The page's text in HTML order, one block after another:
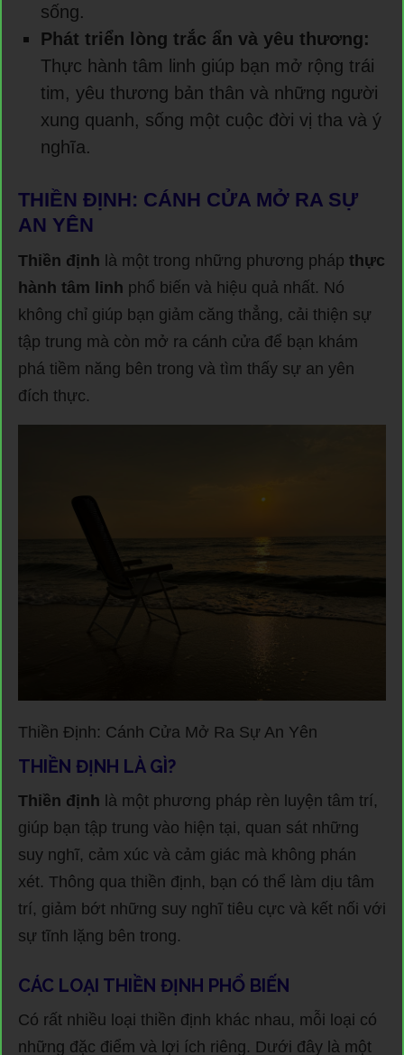
sống.
Phát triển lòng trắc ẩn và yêu thương:
Thực hành tâm linh giúp bạn mở rộng trái
tim, yêu thương bản thân và những người
xung quanh, sống một cuộc đời vị tha và ý
nghĩa.
THIỀN ĐỊNH: CÁNH CỬA MỞ RA SỰ
AN YÊN
Thiền định là một trong những phương pháp thực
hành tâm linh phổ biến và hiệu quả nhất. Nó
không chỉ giúp bạn giảm căng thẳng, cải thiện sự
tập trung mà còn mở ra cánh cửa để bạn khám
phá tiềm năng bên trong và tìm thấy sự an yên
đích thực.
Thiền Định: Cánh Cửa Mở Ra Sự An Yên
THIỀN ĐỊNH LÀ GÌ?
Thiền định là một phương pháp rèn luyện tâm trí,
giúp bạn tập trung vào hiện tại, quan sát những
suy nghĩ, cảm xúc và cảm giác mà không phán
xét. Thông qua thiền định, bạn có thể làm dịu tâm
trí, giảm bớt những suy nghĩ tiêu cực và kết nối với
sự tĩnh lặng bên trong.
CÁC LOẠI THIỀN ĐỊNH PHỔ BIẾN
Có rất nhiều loại thiền định khác nhau, mỗi loại có
những đặc điểm và lợi ích riêng. Dưới đây là một